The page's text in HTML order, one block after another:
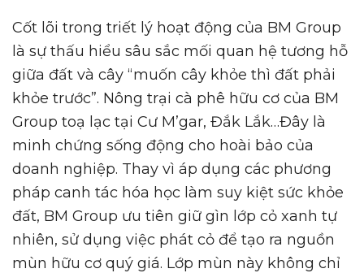
Cốt lõi trong triết lý hoạt động của BM Group
là sự thấu hiểu sâu sắc mối quan hệ tương hỗ
giữa đất và cây “muốn cây khỏe thì đất phải
khỏe trước”. Nông trại cà phê hữu cơ của BM
Group toạ lạc tại Cư M’gar, Đắk Lắk…Đây là
minh chứng sống động cho hoài bảo của
doanh nghiệp. Thay vì áp dụng các phương
pháp canh tác hóa học làm suy kiệt sức khỏe
đất, BM Group ưu tiên giữ gìn lớp cỏ xanh tự
nhiên, sử dụng việc phát cỏ để tạo ra nguồn
mùn hữu cơ quý giá. Lớp mùn này không chỉ